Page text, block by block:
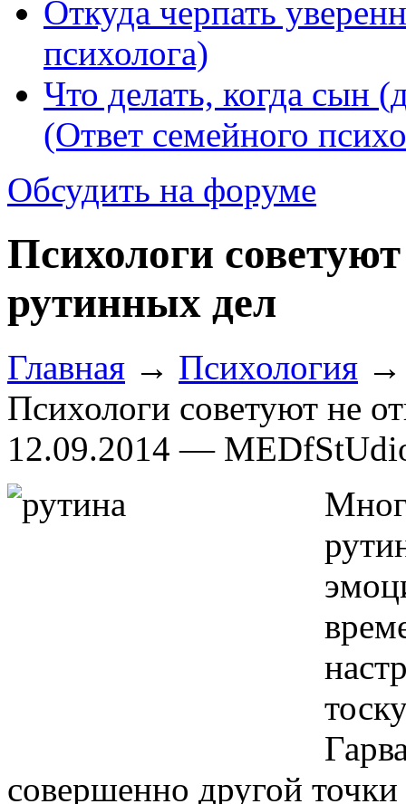
Откуда черпать
психолога)
Что делать, когда сын
(Ответ семейного
Обсудить на форуме
Психологи
рутинных дел
Главная → Психология
Психологи советуют не
12.09.2014 —
совершенно другой точки